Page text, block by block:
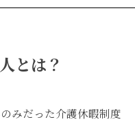
とは？
みだった介護休暇制度